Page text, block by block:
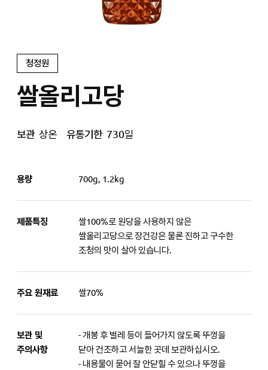
청정원
쌀올리고당
보관 상온 유통기한 730일
용량 700g, 1.2kg
제품특징
쌀100%로 원당을 사용하지 않은
쌀올리고당으로 장건강은 물론 진하고 구수한
조청의 맛이 살아 있습니다.
주요 원재료 쌀70%
보관 및
주의사항
- 개봉 후 벌레 등이 들어가지 않도록 뚜껑을
닫아 건조하고 서늘한 곳데 보관하십시오.
- 내용물이 묻어 잘 안닫힐 수 있으나 뚜껑을